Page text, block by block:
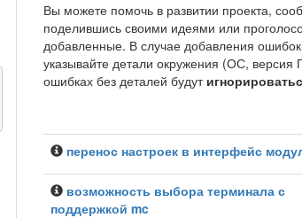
Вы можете помочь в развитии проекта,
поделившись своими идеями или
добавленные. В случае добавления
указывайте детали окружения (ОС,
ошибках без деталей будут
перенос настроек в интерфейс
возможность выбора терминала с
поддержкой mc